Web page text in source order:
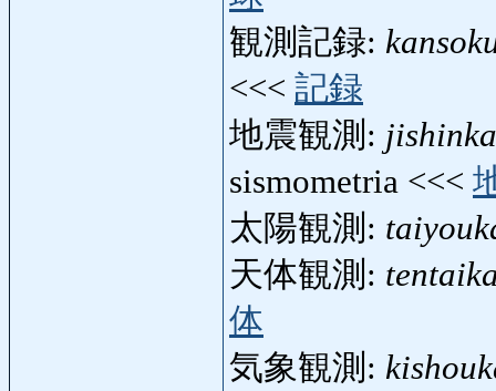
観測記録:
<<< 記録
地震観測:
sismometria <<<
太陽観測:
天体観測:
体
気象観測: